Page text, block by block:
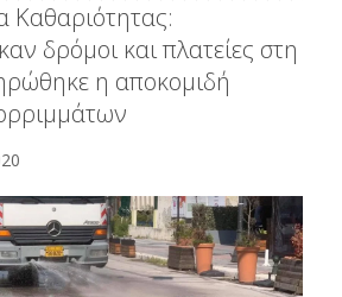
Καθαριότητας:
δρόμοι και πλατείες στη
η αποκομιδή